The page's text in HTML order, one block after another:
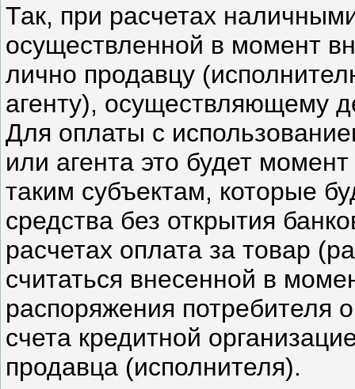
Так, при расчетах
осуществленной в момент
лично продавцу
агенту), осуществляющему
Для оплаты с
или агента это будет
таким субъектам, которые
средства без открытия
расчетах оплата за товар
считаться внесенной в
распоряжения потребителя
счета кредитной
продавца (исполнителя).